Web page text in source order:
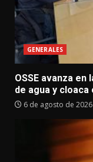
GENERALES
OSSE avanza
de agua y cloaca
6 de agosto de 2026